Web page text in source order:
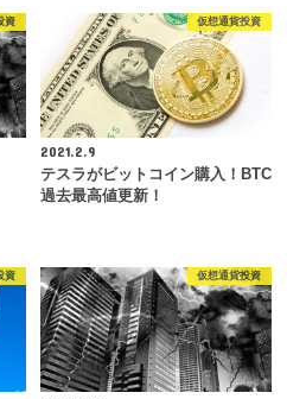
資 仮想通貨投資
2021.2.9
テスラがビットコイン購入！BTC
過去最高値更新！
資 仮想通貨投資